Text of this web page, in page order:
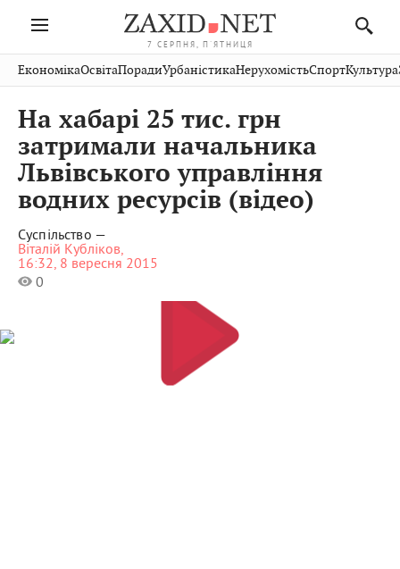
7 СЕРПНЯ, П'ЯТНИЦЯ
Івано-
Франківськ
Тернопіль
Волинь
Закарпаття
Рівне
Чернівці
Шептицький
Стрий
Хмельницький
Публікації
Авто СловкоКультура
Кіно Дім Спорт
ФотоОсвітаНерухомість
Домашні
тварини
ЕкономікаОсвітаПорадиУрбаністикаНерухомістьСпортКультура
На хабарі 25 тис. грн
затримали начальника
Львівського управління
водних ресурсів (відео)
Суспільство —
Віталій Кубліков,
16:32, 8 вересня 2015
0